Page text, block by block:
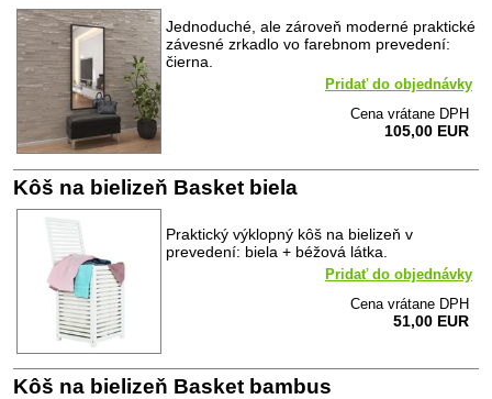
Jednoduché, ale zároveň moderné praktické
závesné zrkadlo vo farebnom prevedení:
čierna.
Pridať do objednávky
Cena vrátane DPH
105,00 EUR
Kôš na bielizeň Basket biela
Praktický výklopný kôš na bielizeň v
prevedení: biela + béžová látka.
Pridať do objednávky
Cena vrátane DPH
51,00 EUR
Kôš na bielizeň Basket bambus